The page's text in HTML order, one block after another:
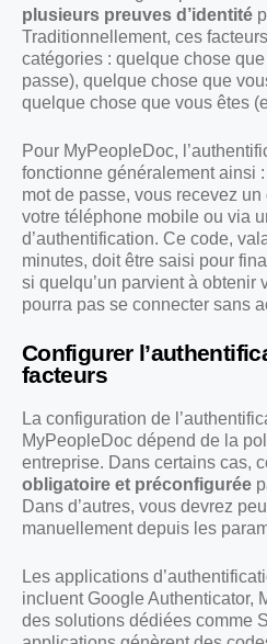
plusieurs preuves d’identité
Traditionnellement, ces
catégories : quelque chose
passe), quelque chose que
quelque chose que vous êtes
Pour MyPeopleDoc,
fonctionne généralement ainsi
mot de passe, vous recevez un
votre téléphone mobile ou via
d’authentification. Ce code,
minutes, doit être saisi pour
si quelqu’un parvient à obtenir
pourra pas se connecter sans
Configurer
facteurs
La configuration de
MyPeopleDoc dépend de la
entreprise. Dans certains cas,
obligatoire et préconfigurée
Dans d’autres, vous devrez
manuellement depuis les
Les applications
incluent Google Authenticator,
des solutions dédiées comme